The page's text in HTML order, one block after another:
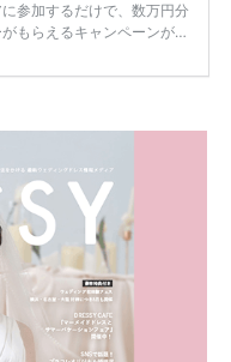
参加するだけで、数万円分
もらえるキャンペーンがあ
損をしてしまうことも……。
募方法・注意点 「どこが
特典は？」といった疑問も
で候補を絞れる「ウェディ
験型 […]
続きを読む